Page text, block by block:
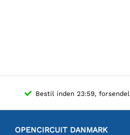
Bestil inden 23:59,
OPENCIRCUIT DANMARK